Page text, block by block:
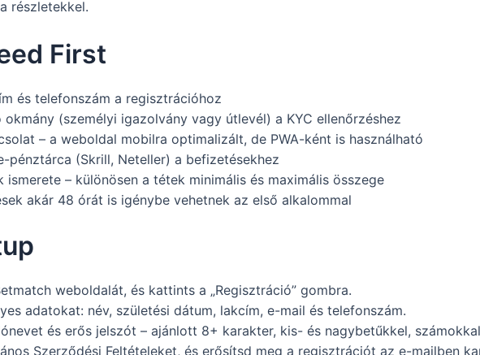
részletekkel.
First
és telefonszám a regisztrációhoz
okmány (személyi igazolvány vagy útlevél) a KYC ellenőrzéshez
– a weboldal mobilra optimalizált, de PWA-ként is használható
pénztárca (Skrill, Neteller) a befizetésekhez
ismerete – különösen a tétek minimális és maximális összege
akár 48 órát is igénybe vehetnek az első alkalommal
weboldalát, és kattints a „Regisztráció” gombra.
adatokat: név, születési dátum, lakcím, e-mail és telefonszám.
és erős jelszót – ajánlott 8+ karakter, kis- és nagybetűkkel,
Szerződési Feltételeket, és erősítsd meg a regisztrációt az e-mailben